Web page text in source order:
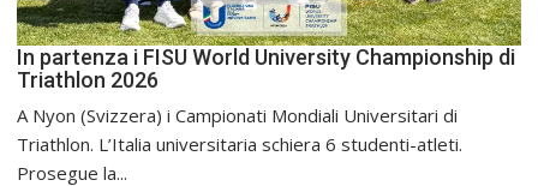
In partenza i FISU World University Championship di
Triathlon 2026
A Nyon (Svizzera) i Campionati Mondiali Universitari di
Triathlon. L’Italia universitaria schiera 6 studenti-atleti.
Prosegue la...